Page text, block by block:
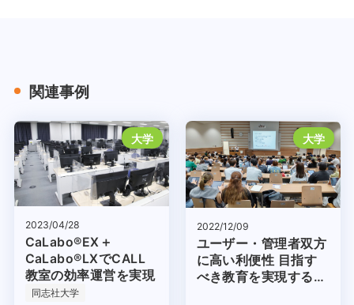
関連事例
大学
2023/04/28
CaLabo®EX＋
CaLabo®LXでCALL
教室の効率運営を実現
同志社大学
大学
2022/12/09
ユーザー・管理者双方
に高い利便性 目指す
べき教育を実現する基